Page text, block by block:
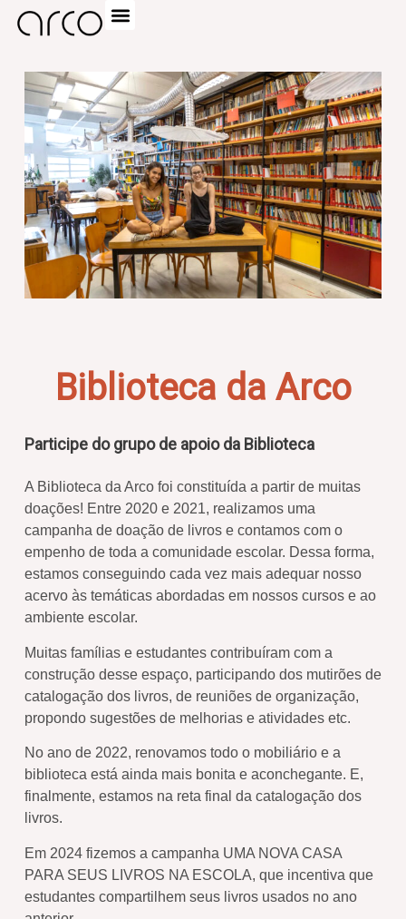
Biblioteca da Arco
Participe do grupo de apoio da Biblioteca
A Biblioteca da Arco foi constituída a partir de muitas
doações! Entre 2020 e 2021, realizamos uma
campanha de doação de livros e contamos com o
empenho de toda a comunidade escolar. Dessa forma,
estamos conseguindo cada vez mais adequar nosso
acervo às temáticas abordadas em nossos cursos e ao
ambiente escolar.
Muitas famílias e estudantes contribuíram com a
construção desse espaço, participando dos mutirões de
catalogação dos livros, de reuniões de organização,
propondo sugestões de melhorias e atividades etc.
No ano de 2022, renovamos todo o mobiliário e a
biblioteca está ainda mais bonita e aconchegante. E,
finalmente, estamos na reta final da catalogação dos
livros.
Em 2024 fizemos a campanha UMA NOVA CASA
PARA SEUS LIVROS NA ESCOLA, que incentiva que
estudantes compartilhem seus livros usados no ano